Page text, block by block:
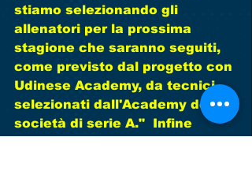
stiamo selezionando gli
allenatori per la prossima
stagione che saranno seguiti,
come previsto dal progetto con
Udinese Academy, da tecnici
selezionati dall'Academy della
società di serie A."  Infine